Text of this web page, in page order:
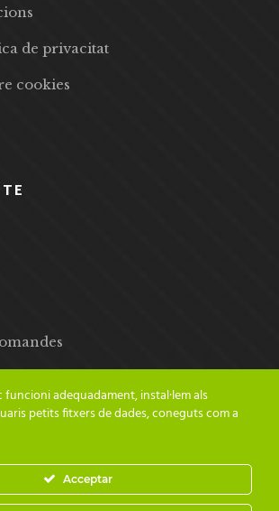
de privacitat
cookies
adequadament, instal·lem als
petits fitxers de dades, coneguts com a
Acceptar